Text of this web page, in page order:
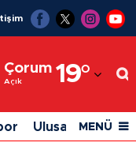
Çorum
Açık 19°
Adıyaman
Afyonkarahisar
Ağrı
Ulusal Siyaset
MENÜ